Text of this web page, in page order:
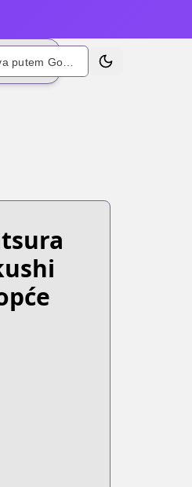
Prebaci temu